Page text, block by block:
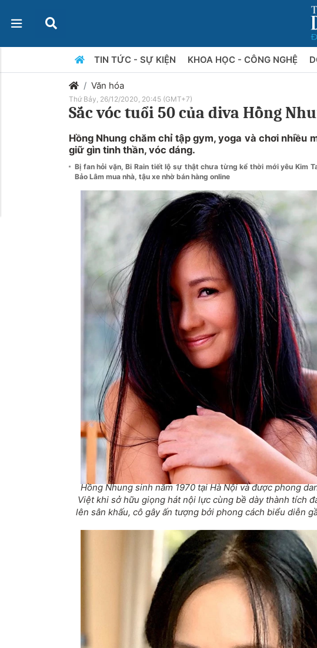
TIN TỨC - SỰ KIỆN KHOA HỌC - CÔNG NGHỆ
Văn hóa
Thứ Bảy, 26/12/2020, 20:45 (GMT+7)
Sắc vóc tuổi 50 của diva Hồng
Hồng Nhung chăm chỉ tập gym, yoga và chơi nhiều
giữ gìn tinh thần, vóc dáng.
Bị fan hỏi vặn, Bi Rain tiết lộ sự thật chưa từng kể thời mới yêu Kim
Bảo Lâm mua nhà, tậu xe nhờ bán hàng online
Hồng Nhung sinh năm 1970 tại Hà Nội và được phong
Việt khi sở hữu giọng hát nội lực cùng bề dày thành tích
lên sân khấu, cô gây ấn tượng bởi phong cách biểu diễn